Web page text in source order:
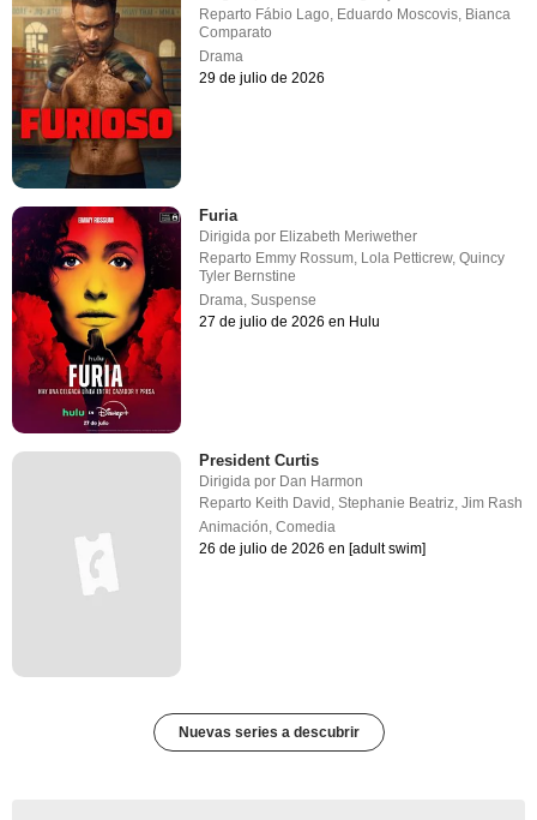
Reparto Fábio Lago, Eduardo Moscovis, Bianca
Comparato
Drama
29 de julio de 2026
Furia
Dirigida por Elizabeth Meriwether
Reparto Emmy Rossum, Lola Petticrew,Quincy
Tyler Bernstine
Drama,Suspense
27 de julio de 2026 en Hulu
President Curtis
Dirigida por Dan Harmon
Reparto Keith David ,Stephanie Beatriz ,Jim Rash
Animación ,Comedia
26 de julio de 2026 en [adult swim]
Nuevas series a descubrir